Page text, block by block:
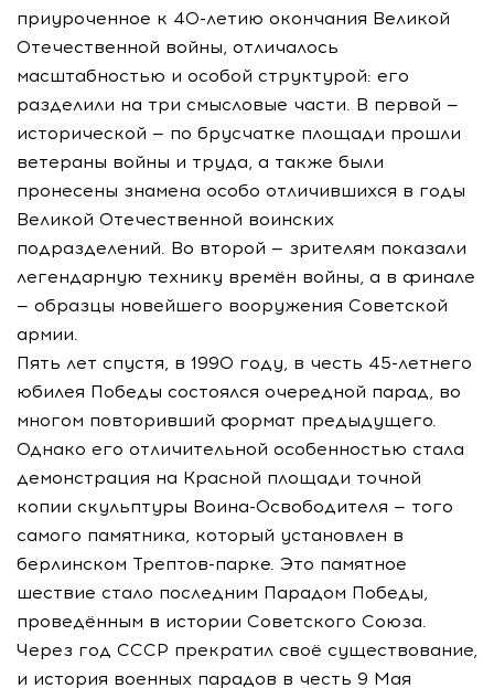
приуроченное к 40-летию окончания Великой
Отечественной войны, отличалось
масштабностью и особой структурой: его
разделили на три смысловые части. В первой —
исторической — по брусчатке площади прошли
ветераны войны и труда, а также были
пронесены знамена особо отличившихся в годы
Великой Отечественной воинских
подразделений. Во второй — зрителям показали
легендарную технику времён войны, а в финале
— образцы новейшего вооружения Советской
армии.
Пять лет спустя, в 1990 году, в честь 45-летнего
юбилея Победы состоялся очередной парад, во
многом повторивший формат предыдущего.
Однако его отличительной особенностью стала
демонстрация на Красной площади точной
копии скульптуры Воина-Освободителя — того
самого памятника, который установлен в
берлинском Трептов-парке. Это памятное
шествие стало последним Парадом Победы,
проведённым в истории Советского Союза.
Через год СССР прекратил своё существование,
и история военных парадов в честь 9 Мая